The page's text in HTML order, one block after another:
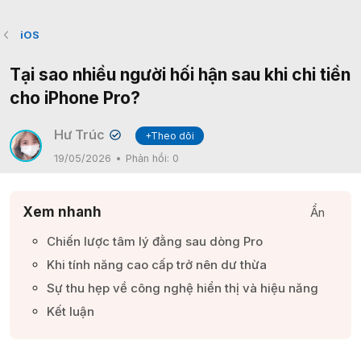
iOS
Tại sao nhiều người hối hận sau khi chi tiền
cho iPhone Pro?
Hư Trúc ✔
+Theo dõi
19/05/2026
Phản hồi: 0
Xem nhanh
Ẩn
Chiến lược tâm lý đằng sau dòng Pro​
Khi tính năng cao cấp trở nên dư thừa​
Sự thu hẹp về công nghệ hiển thị và hiệu năng​
Kết luận​